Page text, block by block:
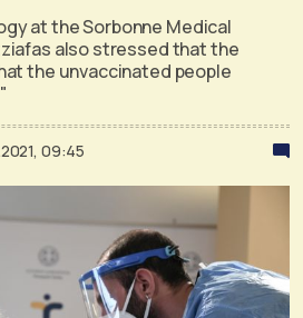
at the Sorbonne Medical
also stressed that the
the unvaccinated people
09:45